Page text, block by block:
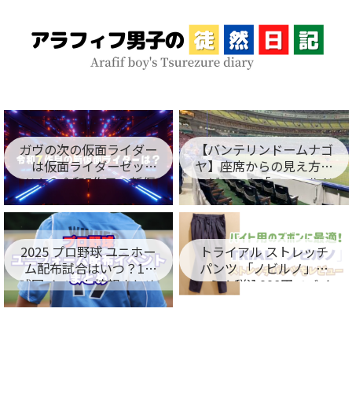
ガヴの次の仮面ライダー
は仮面ライダーゼッ
ツ！？令和7作目の新仮
面ライダー名が判明！
【バンテリンドームナゴ
ヤ】座席からの見え方を
レビュー！「フィールド
シート編」
2025 プロ野球 ユニホー
ム配布試合はいつ？12
球団イベント情報まとめ
トライアル ストレッチ
パンツ 「ノビルノ」口
コミ！税込998円でバイ
ト用のズボンに最適！